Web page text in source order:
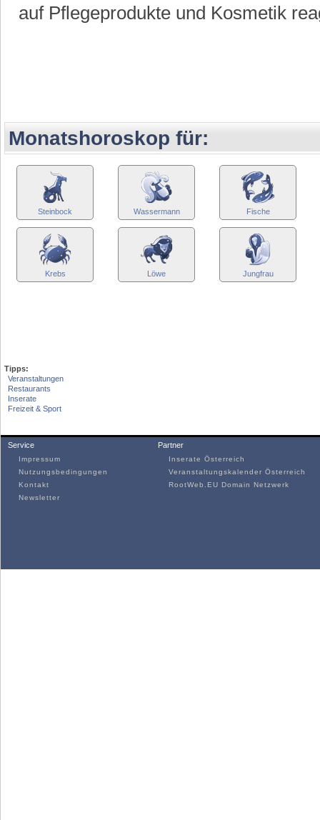
auf Pflegeprodukte und Kosmetik
Monatshoroskop für:
Steinbock Wassermann Fische
Krebs Löwe Jungfrau
Tipps:
Veranstaltungen
Restaurants
Inserate
Freizeit & Sport
Service
Impressum
Nutzungsbedingungen
Kontakt
Newsletter
Partner
Inserate Österreich
Veranstaltungskalender Österreich
RootWeb.EU Domain Netzwerk